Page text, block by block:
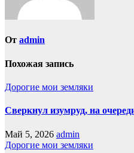
От admin
Похожая запись
Дорогие мои земляки
Сверкнул изумруд, на
Май 5, 2026 admin
Дорогие мои земляки